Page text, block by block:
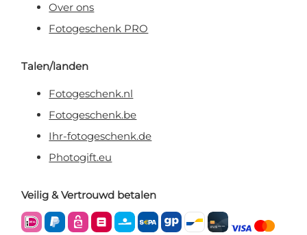
Over ons
Fotogeschenk PRO
Talen/landen
Fotogeschenk.nl
Fotogeschenk.be
Ihr-fotogeschenk.de
Photogift.eu
Veilig & Vertrouwd betalen